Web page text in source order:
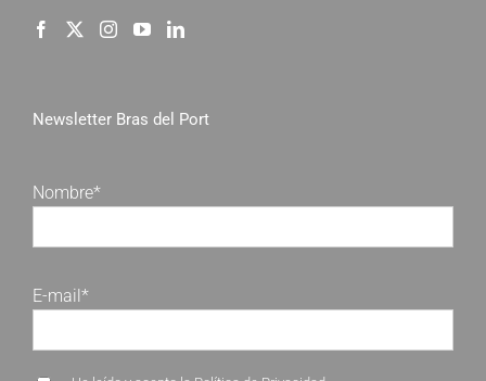
Newsletter Bras del Port
Nombre*
E-mail*